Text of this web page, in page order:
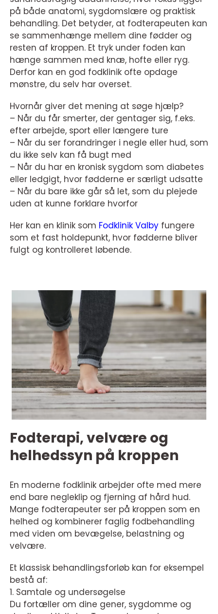
på både anatomi, sygdomslære og praktisk
behandling. Det betyder, at fodterapeuten kan
se sammenhænge mellem dine fødder og
resten af kroppen. Et tryk under foden kan
hænge sammen med knæ, hofte eller ryg.
Derfor kan en god fodklinik ofte opdage
mønstre, du selv har overset.
Hvornår giver det mening at søge hjælp?
– Når du får smerter, der gentager sig, f.eks.
efter arbejde, sport eller længere ture
– Når du ser forandringer i negle eller hud, som
du ikke selv kan få bugt med
– Når du har en kronisk sygdom som diabetes
eller ledgigt, hvor fødderne er særligt udsatte
– Når du bare ikke går så let, som du plejede
uden at kunne forklare hvorfor
Her kan en klinik som Fodklinik Valby fungere
som et fast holdepunkt, hvor fødderne bliver
fulgt og kontrolleret løbende.
Fodterapi, velvære og
helhedssyn på kroppen
En moderne fodklinik arbejder ofte med mere
end bare negleklip og fjerning af hård hud.
Mange fodterapeuter ser på kroppen som en
helhed og kombinerer faglig fodbehandling
med viden om bevægelse, belastning og
velvære.
Et klassisk behandlingsforløb kan for eksempel
bestå af:
1. Samtale og undersøgelse
Du fortæller om dine gener, sygdomme og